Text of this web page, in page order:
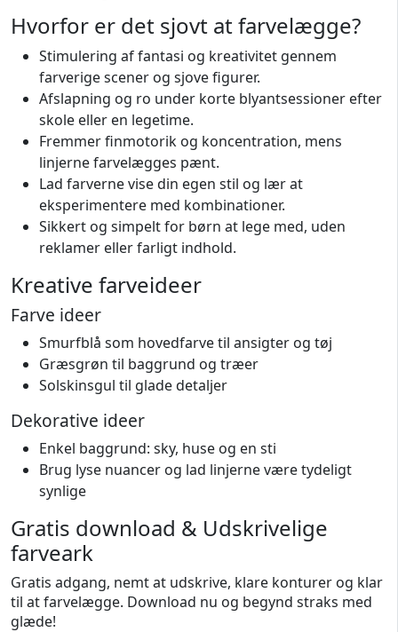
Hvorfor er det sjovt at farvelægge?
Stimulering af fantasi og kreativitet gennem
farverige scener og sjove figurer.
Afslapning og ro under korte blyantsessioner efter
skole eller en legetime.
Fremmer finmotorik og koncentration, mens
linjerne farvelægges pænt.
Lad farverne vise din egen stil og lær at
eksperimentere med kombinationer.
Sikkert og simpelt for børn at lege med, uden
reklamer eller farligt indhold.
Kreative farveideer
Farve ideer
Smurfblå som hovedfarve til ansigter og tøj
Græsgrøn til baggrund og træer
Solskinsgul til glade detaljer
Dekorative ideer
Enkel baggrund: sky, huse og en sti
Brug lyse nuancer og lad linjerne være tydeligt
synlige
Gratis download & Udskrivelige
farveark
Gratis adgang, nemt at udskrive, klare konturer og klar
til at farvelægge. Download nu og begynd straks med
glæde!